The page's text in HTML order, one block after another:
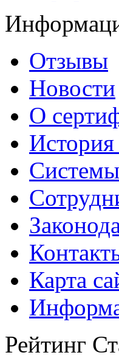
Отзывы
Новости
О
Карта
Рейтинг